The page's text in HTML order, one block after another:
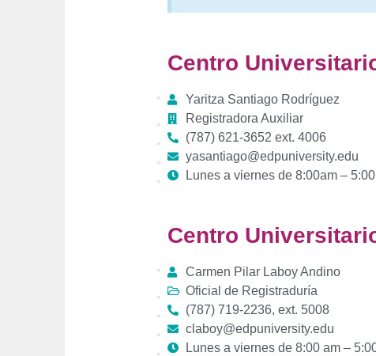
Centro
Yaritza Santiago Rodríguez
Registradora Auxiliar
(787) 621-3652 ext. 4006
yasantiago@edpuniversity.edu
Lunes a viernes de 8:00am –
Centro
Carmen Pilar Laboy Andino
Oficial de Registraduría
(787) 719-2236, ext. 5008
claboy@edpuniversity.edu
Lunes a viernes de 8:00 am –